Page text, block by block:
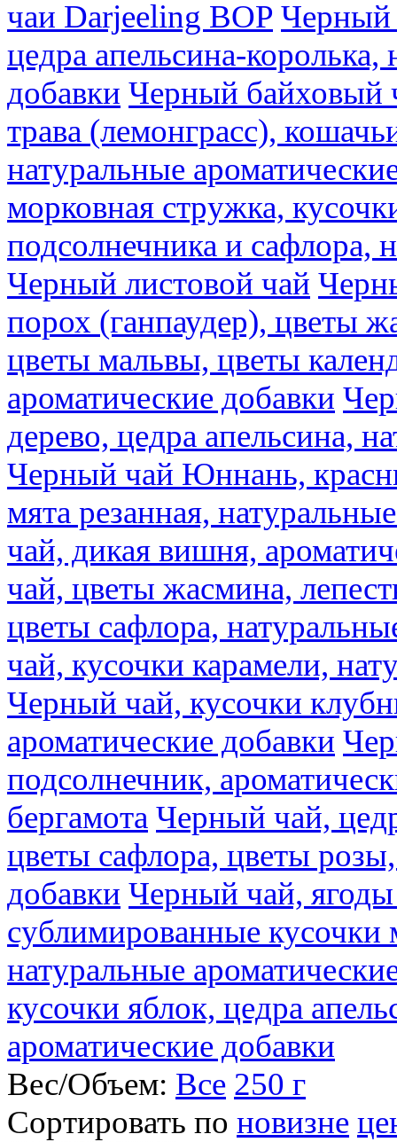
чаи Darjeeling BOP Черный
цедра апельсина-
добавки Черный байховый
трава (лемонграсс),
натуральные
морковная стружка,
подсолнечника и сафлора,
Черный листовой чай
порох (ганпаудер), цветы
цветы мальвы, цветы
ароматические добавки
дерево, цедра апельсина,
Черный чай Юннань,
мята резанная,
чай, дикая вишня,
чай, цветы жасмина,
цветы сафлора,
чай, кусочки карамели,
Черный чай, кусочки
ароматические добавки
подсолнечник,
бергамота Черный чай,
цветы сафлора, цветы
добавки Черный чай,
сублимированные
натуральные
кусочки яблок, цедра
ароматические добавки
Вес/Объем: Все 250 г
Сортировать по новизне